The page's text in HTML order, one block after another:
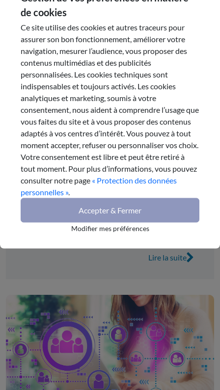
Avis juin 2023
Avis sur le Compte administratif
2022
La Région a réalisé son budget à hauteur de 4
milliards d’euros, au niveau de 2021
#CESER#Budget
Lire la suite
de cookies
Ce site utilise des cookies et autres traceurs pour
assurer son bon fonctionnement, améliorer votre
navigation, mesurer l’audience, vous proposer des
contenus multimédias et des publicités
personnalisées. Les cookies techniques sont
indispensables et toujours activés. Les cookies
analytiques et marketing, soumis à votre
consentement, nous aident à comprendre l’usage que
vous faites du site et à vous proposer des contenus
adaptés à vos centres d’intérêt. Vous pouvez à tout
moment accepter, refuser ou personnaliser vos choix.
Votre consentement est libre et peut être retiré à
tout moment. Pour plus d’informations, vous pouvez
consulter notre page « Protection des données
personnelles ».
Accepter & Fermer
Modifier mes préférences